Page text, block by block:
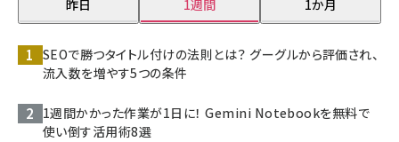
昨日 1週間 1か月
SEOで勝つタイトル付けの法則とは？ グーグルから評価され、
流入数を増やす5つの条件
1週間かかった作業が1日に！ Gemini Notebookを無料で
使い倒す活用術8選